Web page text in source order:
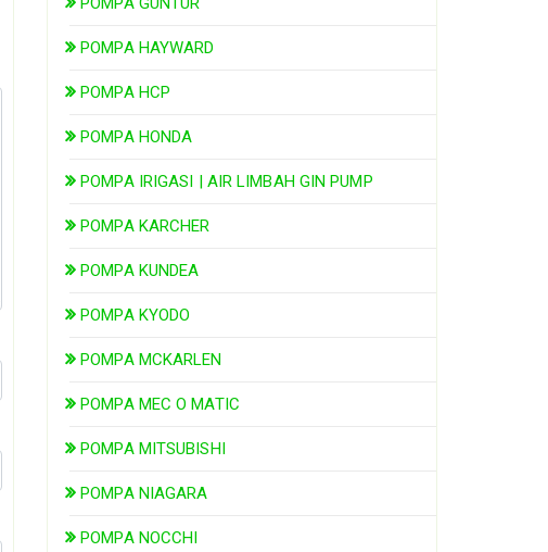
POMPA HAYWARD
POMPA HCP
POMPA HONDA
POMPA IRIGASI | AIR LIMBAH GIN PUMP
POMPA KARCHER
POMPA KUNDEA
POMPA KYODO
POMPA MCKARLEN
POMPA MEC O MATIC
POMPA MITSUBISHI
POMPA NIAGARA
POMPA NOCCHI